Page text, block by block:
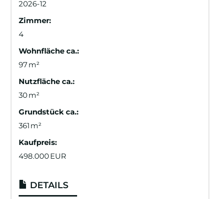
2026-12
Zimmer:
4
Wohnfläche ca.:
97 m²
Nutzfläche ca.:
30 m²
Grund­stück ca.:
361 m²
Kaufpreis:
498.000 EUR
DETAILS